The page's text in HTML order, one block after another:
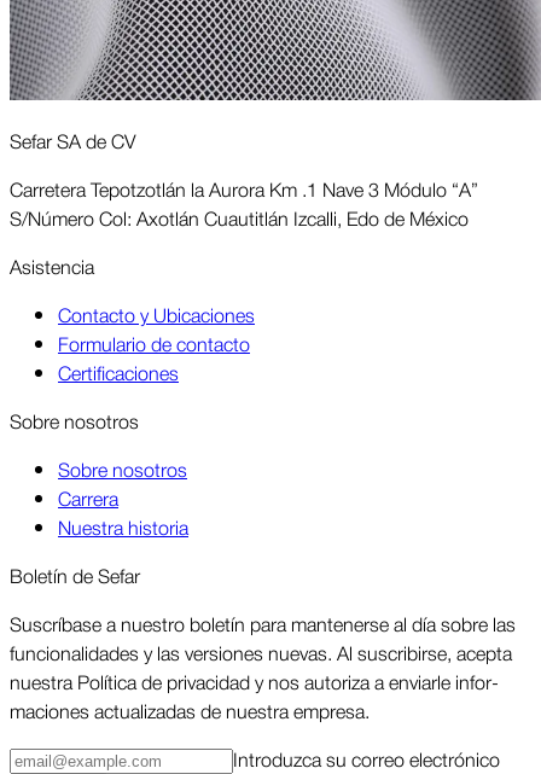
Sefar SA de CV
Carretera Tepotzotlán la Aurora Km .1 Nave 3 Módulo “A”
S/Número Col: Axotlán Cuautitlán Izcalli, Edo de México
Asis­tencia
Contacto y Ubicaciones
Formulario de contacto
Certificaciones
Sobre nosotros
Sobre nosotros
Carrera
Nuestra historia
Boletín de Sefar
Sus­críbase a nuestro boletín para man­tenerse al día sobre las
funcio­nalidades y las ver­siones nuevas. Al suscri­birse, acepta
nuestra Política de priva­cidad y nos autoriza a enviarle infor­
maciones actua­lizadas de nuestra empresa.
Intro­duzca su correo elec­trónico